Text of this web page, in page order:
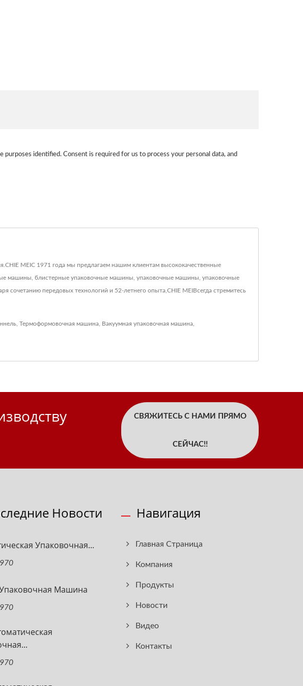
identified. Consent is required for us to process your personal data, and
MEIС 1971 года мы предлагаем нашим клиентам высококачественные
машины, блистерные упаковочные машины, упаковочные машины, упаковочные
передовых технологий и 52-летнего опыта,CHIE MEIВсегда стремитесь
Термоформовочная машина Вакуумная упаковочная машина
СВЯЖИТЕСЬ С НАМИ ПРЯМО
СЕЙЧАС!!
Новости
Упаковочная...
Машина
Навигация
Главная Страница
Компания
Продукты
Новости
Видео
Контакты